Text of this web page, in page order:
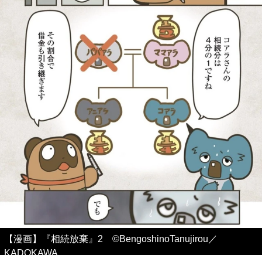
【漫画】『相続放棄』2 ©BengoshinoTanujirou／
KADOKAWA